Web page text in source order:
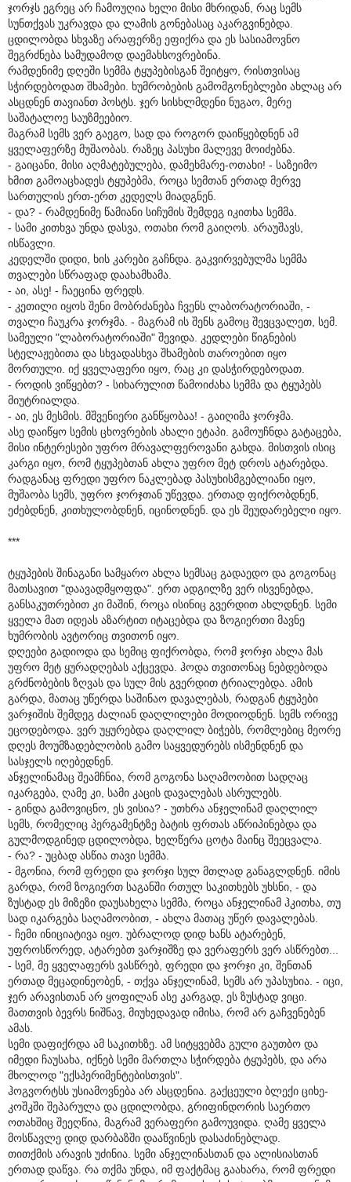
ჯორჯს ეგრეც არ ჩამოუღია ხელი მისი მხრიდან, რაც სემს
სუნთქვას უკრავდა და ლამის გონებასაც აკარგვინებდა.
ცდილობდა სხვაზე არაფერზე ეფიქრა და ეს სასიამოვნო
შეგრძნება სამუდამოდ დაემახსოვრებინა.
რამდენიმე დღეში სემმა ტყუპებისგან შეიტყო, რისთვისაც
სჭირდებოდათ შხამები. ხუმრობების გამომგონებლები ახლაც არ
ასცდნენ თავიანთ პოსტს. ჯერ სისხლმდენი ნუგაო, მერე
საშატალოე საუზმეებიო.
მაგრამ სემს ვერ გაეგო, სად და როგორ დაიწყებდნენ ამ
ყველაფერზე მუშაობას. რაზეც პასუხი მალევე მოიძებნა.
- გაიცანი, მისი აღმატებულება, დამეხმარე-ოთახი! - საზეიმო
ხმით გამოაცხადეს ტყუპებმა, როცა სემთან ერთად მერვე
სართულის ერთ-ერთ კედელს მიადგნენ.
- და? - რამდენიმე წამიანი სიჩუმის შემდეგ იკითხა სემმა.
- სამი კითხვა უნდა დასვა, ოთახი რომ გაიღოს. არაუშავს,
ისწავლი.
კედელში დიდი, ხის კარები გაჩნდა. გაკვირვებულმა სემმა
თვალები სწრაფად დაახამხამა.
- აი, ასე! - ჩაეცინა ფრედს.
- კეთილი იყოს შენი მობრძანება ჩვენს ლაბორატორიაში, -
თვალი ჩაუკრა ჯორჯმა. - მაგრამ ის შენს გამოც შევცვალეთ, სემ.
სამეული "ლაბორატორიაში" შევიდა. კედლები წიგნების
სტელაჟებითა და სხვადასხვა შხამების თაროებით იყო
მორთული. იქ ყველაფერი იყო, რაც კი დასჭირდებოდათ.
- როდის ვიწყებთ? - სიხარულით წამოიძახა სემმა და ტყუპებს
მიუტრიალდა.
- აი, ეს მესმის. მშვენიერი განწყობაა! - გაიღიმა ჯორჯმა.
ასე დაიწყო სემის ცხოვრების ახალი ეტაპი. გამოუჩნდა გატაცება,
მისი ინტერესები უფრო მრავალფეროვანი გახდა. მისთვის ისიც
კარგი იყო, რომ ტყუპებთან ახლა უფრო მეტ დროს ატარებდა.
რადგანაც ფრედი უფრო ნაკლებად პასუხისმგებლიანი იყო,
მუშაობა სემს, უფრო ჯორჯთან უწევდა. ერთად ფიქრობდნენ,
ეძებდნენ, კითხულობდნენ, იცინოდნენ. და ეს შეუდარებელი იყო.
***
ტყუპების შინაგანი სამყარო ახლა სემსაც გადაედო და გოგონაც
მათსავით "დაავადმყოფდა". ერთ ადგილზე ვერ ისვენებდა,
განსაკუთრებით კი მაშინ, როცა ისინიც გვერდით ახლდნენ. სემი
ყველა მათ იდეას აზარტით იტაცებდა და ზოგიერთი მავნე
ხუმრობის ავტორიც თვითონ იყო.
დღეები გადიოდა და სემიც ფიქრობდა, რომ ჯორჯი ახლა მას
უფრო მეტ ყურადღებას აქცევდა. ჰოდა თვითონაც ნებდებოდა
გრძნობების ზღვას და სულ მის გვერდით ტრიალებდა. ამის
გარდა, მათაც უწერდა საშინაო დავალებას, რადგან ტყუპები
ვარჯიშის შემდეგ ძალიან დაღლილები მოდიოდნენ. სემს ორივე
ეცოდებოდა. ვერ უყურებდა დაღლილ ბიჭებს, რომლებიც მეორე
დღეს მოუმზადებლობის გამო საყვედურებს ისმენდნენ და
სასჯელს იღებედნენ.
ანჯელინამაც შეამჩნია, რომ გოგონა საღამოობით სადღაც
იკარგება, ღამე კი, სამი კაცის დავალებას ასრულებს.
- გინდა გამოვიცნო, ეს ვისია? - უთხრა ანჯელინამ დაღლილ
სემს, რომელიც პერგამენტზე ბატის ფრთას აწრიპინებდა და
გულმოდგინედ ცდილობდა, ხელწერა ცოტა მაინც შეეცვალა.
- რა? - უცბად ასწია თავი სემმა.
- მგონია, რომ ფრედი და ჯორჯი სულ მთლად განაგლდნენ. იმის
გარდა, რომ ზოგიერთ საგანში რთულ საკითხებს უხსნი, - და
ზუსტად ეს მიზეზი დაუსახელა სემმა, როცა ანჯელინამ ჰკითხა, თუ
სად იკარგება საღამოობით, - ახლა მათაც უწერ დავალებას.
- ჩემი ინიციატივა იყო. უბრალოდ დიდ ხანს ატარებენ,
უფროსწორედ, ატარებთ ვარჯიშზე და ვერაფერს ვერ ასწრებთ...
- სემ, მე ყველაფერს ვასწრებ, ფრედი და ჯორჯი კი, შენთან
ერთად მეცადინეობენ, - თქვა ანჯელინამ, სემს არ უპასუხია. - იცი,
ჯერ არავისთან არ ყოფილან ასე კარგად, ეს ზუსტად ვიცი.
მათთვის ბევრს ნიშნავ, მიუხედავად იმისა, რომ არ გაჩვენებენ
ამას.
სემი დაფიქრდა ამ საკითხზე. ამ სიტყვებმა გული გაუთბო და
იმედი ჩაუსახა, იქნებ სემი მართლა სჭირდება ტყუპებს, და არა
მხოლოდ "ექსპერიმენტებისთვის".
ჰოგვორტსს უსიამოვნება არ ასცდენია. გაქცეული ბლექი ციხე-
კოშკში შეპარულა და ცდილობდა, გრიფინდორის საერთო
ოთახშიც შეეღწია, მაგრამ ვერაფერი გამოუვიდა. ღამე ყველა
მოსწავლე დიდ დარბაზში დააწვინეს დასაძინებლად.
თითქმის არავის უძინია. სემი ანჯელინასთან და ალისიასთან
ერთად დაწვა. რა თქმა უნდა, იმ ფაქტმაც გაახარა, რომ ფრედი